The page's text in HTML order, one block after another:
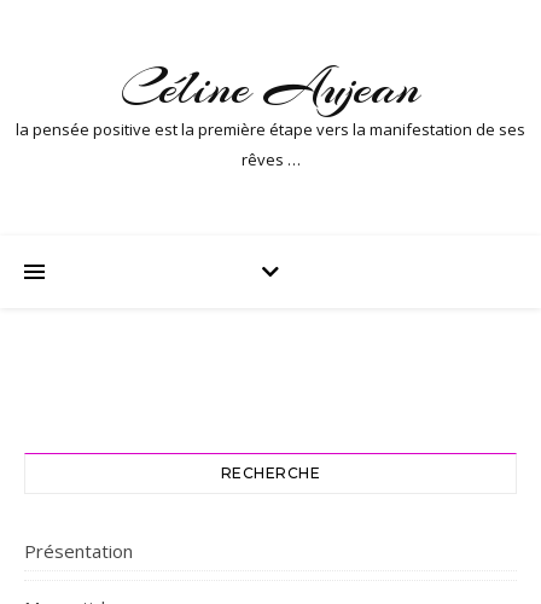
Céline Aujean
la pensée positive est la première étape vers la manifestation de ses
rêves …
RECHERCHE
Présentation